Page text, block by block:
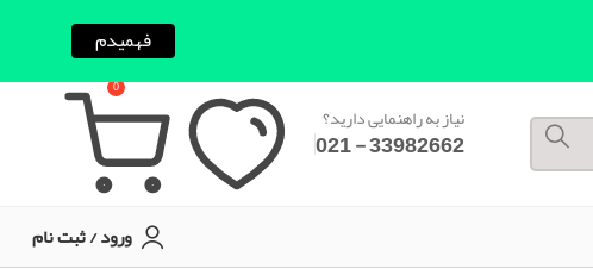
نیاز به راهنمایی دارید؟
33982662 - 021
0
ورود / ثبت نام
فهمیدم